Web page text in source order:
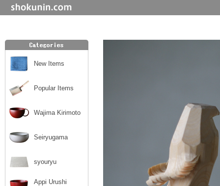
New Items
Popular Items
Wajima Kirimoto
Seiryugama
syouryu
Appi Urushi